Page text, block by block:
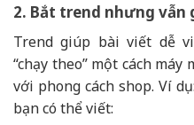
2. Bắt trend nhưng
Trend giúp bài viết dễ
“chạy theo” một cách
với phong cách shop. Ví
bạn có thể viết: